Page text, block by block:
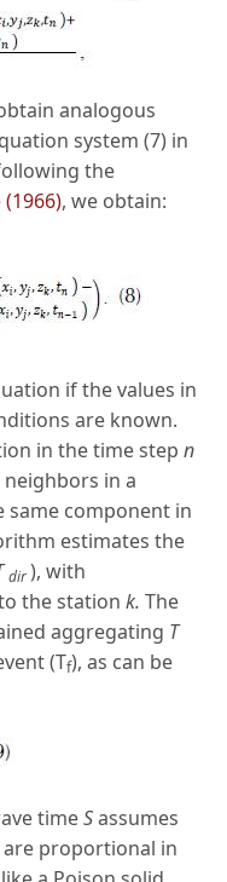
analogous
system (7) in
the
(1966), we obtain:
if the values in
are known.
in the time step n
in a
same component in
estimates the
dir), with
the station k. The
aggregating T
(Tf), as can be
timeSassumes
are proportional in